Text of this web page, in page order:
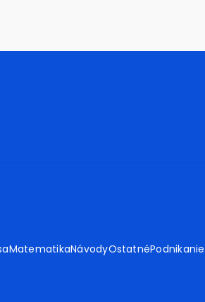
MatematikaNávodyOstatnéPodnikanie